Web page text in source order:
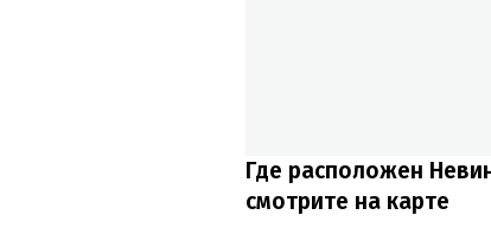
Где расположен
смотрите на карте